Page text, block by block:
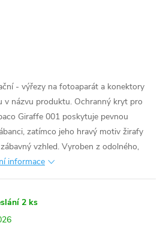
- výřezy na fotoaparát a konektory
v názvu produktu. Ochranný kryt pro
Giraffe 001 poskytuje pevnou
zatímco jeho hravý motiv žirafy
vzhled. Vyroben z odolného,
informace
2 ks